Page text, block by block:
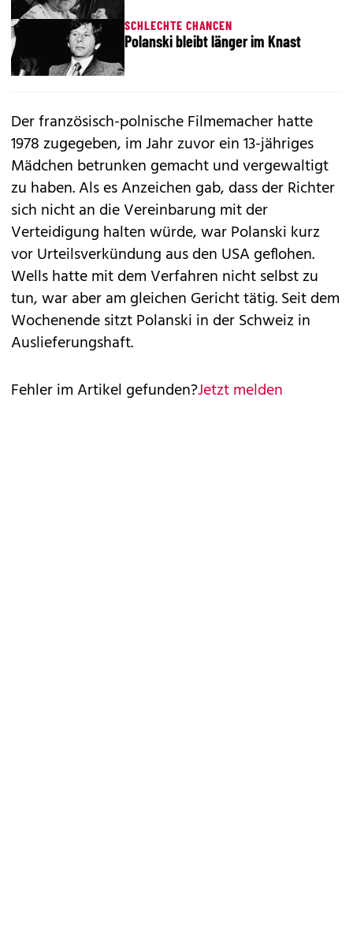
SCHLECHTE CHANCEN
Polanski bleibt länger im Knast
Der französisch-polnische Filmemacher hatte
1978 zugegeben, im Jahr zuvor ein13-jähriges
Mädchen betrunken gemacht und vergewaltigt
zu haben. Als es Anzeichen gab, dass der Richter
sich nicht an die Vereinbarung mit der
Verteidigung halten würde, war Polanski kurz
vor Urteilsverkündung aus den USA geflohen.
Wells hatte mit dem Verfahren nicht selbst zu
tun, war aber am gleichen Gericht tätig. Seit dem
Wochenende sitzt Polanski in der Schweiz in
Auslieferungshaft.
Fehler im Artikel gefunden?Jetzt melden